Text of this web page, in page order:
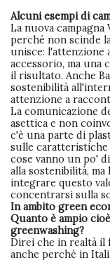
Alcuni esempi di
La nuova
perché non scinde
unisce: l'attenzione
accessorio, ma una
il risultato. Anche
sostenibilità
attenzione a
La comunicazione
asettica e non
c'è una parte di
sulle caratteristiche
cose vanno un po'
alla sostenibilità,
integrare questo
concentrarsi sulla
In ambito green
Quanto è ampio
greenwashing?
Direi che in realtà il
anche perché in